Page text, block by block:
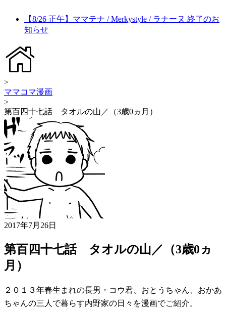
【8/26 正午】ママテナ / Merkystyle / ラナーヌ 終了のお
知らせ
>
ママコマ漫画
>
第百四十七話 タオルの山／（3歳0ヵ月）
2017年7月26日
第百四十七話 タオルの山／（3歳0ヵ
月）
２０１３年春生まれの長男・コウ君、おとうちゃん、おかあ
ちゃんの三人で暮らす内野家の日々を漫画でご紹介。